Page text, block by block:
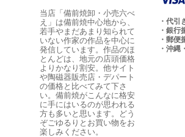
当店「備前焼卸・小売六べ
え」は備前焼中心地から、
若手やまだあまり知られて
いない作家の作品を中心に
発信しています。作品のほ
とんどは、地元の店頭価格
よりかなり割安。他サイト
や陶磁器販売店・デパート
の価格と比べてみて下さ
い。備前焼がこんなに格安
に手にはいるのが思われる
方も多いと思います。どう
ぞごゆるりとお買い物をお
楽しみください。
・代引
・銀行
・郵便
・沖縄